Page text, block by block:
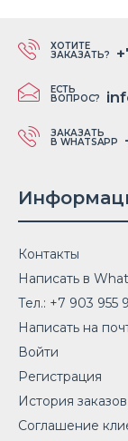
ХОТИТЕ
ЗАКАЗАТЬ?
ЕСТЬ
ВОПРОС?
ЗАКАЗАТЬ
В WHATSAPP
Контакты
Написать в
Тел.: +7 903 955
Написать на
Войти
Регистрация
История заказов
Соглашение